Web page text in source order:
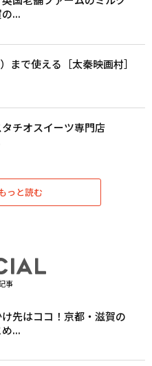
...
まで使える［太秦映画村］
チオスイーツ専門店
っと読む
事
先はココ！京都・滋賀の
...